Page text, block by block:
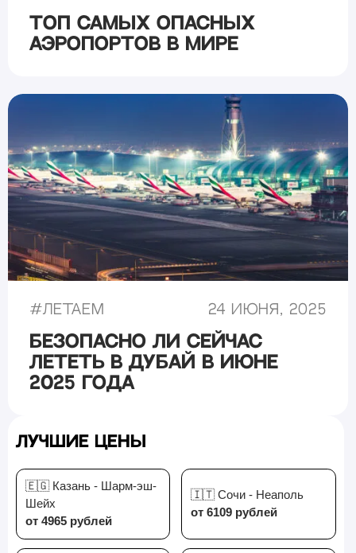
Топ самых опасных
аэропортов в мире
#Летаем 24 июня, 2025
Безопасно ли сейчас
лететь в Дубай в июне
2025 года
Лучшие цены
🇪🇬 Казань - Шарм-эш-
Шейх
от 4965 рублей
🇮🇹 Сочи - Неаполь
от 6109 рублей